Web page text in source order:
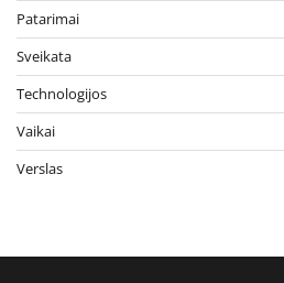
Patarimai
Sveikata
Technologijos
Vaikai
Verslas